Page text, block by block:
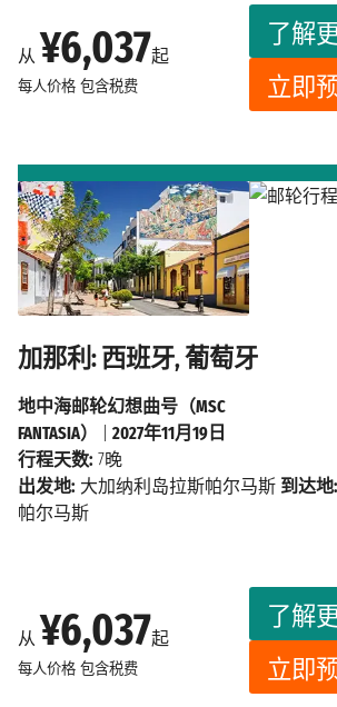
从 ¥6,037起
每人价格 包含税费
了解
立即
加那利: 西班牙, 葡萄牙
从 ¥6,037起
每人价格 包含税费
了解
立即
地中海邮轮幻想曲号（MSC
FANTASIA）
2027年11月19日
行程天数: 7晚
出发地: 大加纳利岛拉斯帕尔马斯 到达地:
帕尔马斯